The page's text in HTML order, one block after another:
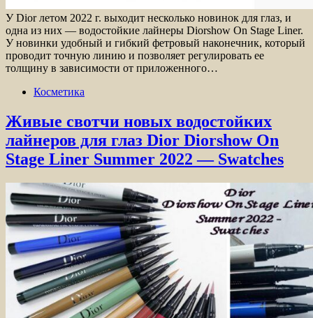
У Dior летом 2022 г. выходит несколько новинок для глаз, и
одна из них — водостойкие лайнеры Diorshow On Stage Liner.
У новинки удобный и гибкий фетровый наконечник, который
проводит точную линию и позволяет регулировать ее
толщину в зависимости от приложенного…
Косметика
Живые свотчи новых водостойких
лайнеров для глаз Dior Diorshow On
Stage Liner Summer 2022 — Swatches